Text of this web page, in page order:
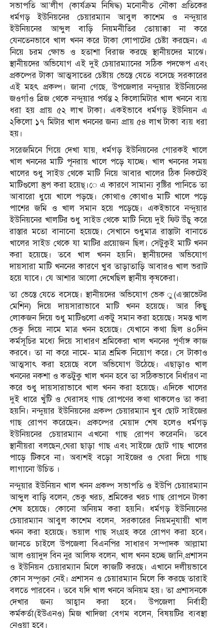
সভাপতি আ’লীগ (কার্যক্রম নিষিদ্ধ) মনোনীত নৌকা প্রতিকের
ধর্মগড় ইউনিয়নের চেয়ারম্যান আবুল কাশেম ও নন্দুয়ার
ইউনিয়নের আব্দুল বাড়ি নিয়মনীতির তোয়াক্কা না করে
যেনতেনভাবে খাল খনন করে টাকা লোপাটের চেষ্টা করছেন। এ
নিয়ে চরম ক্ষোভ ও হতাশা বিরাজ করছে স্থানীয়দের মাঝে।
স্থানীয়দের অভিযোগ এই দুই চেয়ারম্যানের সঠিক পদক্ষেপ এবং
প্রকল্পের টাকা আত্মসাতের চেষ্টায় ভেস্তে যেতে বসেছে সরকারের
এই মহৎ প্রকল্প। জানা গেছে, উপজেলার নন্দুয়ার ইউনিয়নের
জওগাঁও ব্রিজ থেকে নন্দুয়ার পর্যন্ত ২ কিলোমিটার খাল খননে ব্যয়
ধরা হয় প্রায় ৫২ লাখ টাকা। একইভাবে ধর্মগড় ইউনিয়ন এ
২কিলো ১৭ মিটার খাল খননের জন্য প্রায় ৫৪ লাখ টাকা ব্যয় ধরা
হয়।
সরেজমিনে গিয়ে দেখা যায়, ধর্মগড় ইউনিয়নের গোরকই খালে
খাল খননের মাটি পূনরায় খালে পড়ে যাচ্ছে। খাল খননের সময়
খালের শুধু সাইড থেকে মাটি নিয়ে আবার খালের ঠিক নিকটেই
মাটিগুলো স্তুপ করা হয়েছ্।ে এ কারণে সামান্য বৃষ্টির পানিতে তা
আবারো ধুয়ে খালে পড়ছে। কোথাও কোথাও মাটি খালে পড়ে
পাশের জমি ও খাল সমান হয়ে পড়েছে। একইভাবে নন্দুয়ার
ইউনিয়নের খালটির শুধু সাইড থেকে মাটি নিয়ে দুই ফিট উঁচু করে
রাস্তার মতো বানানো হয়েছে। সেখানে শুধুমাত্র রাস্তাটা বানাতে
খালের সাইড থেকে যা মাটির প্রয়োজন ছিল। সেটুকুই মাটি খনন
করা হয়েছে। তবে খাল খনন হয়নি। স্থানীয়দের অভিযোগ
দায়সারা মাটি খননের কারণে খুব তাড়াতাড়ি আবারও খাল ভরাট
হয়ে যাবে। যে আশার আলো দেখেছিল স্থানীয় কৃষকেরা।
তা ভেস্তে যেতে বসেছে। স্থানীয়দের অভিযোগ ভেক ু(এক্সাভেটর
মেশিন) দিয়ে দায়সারাভাবে মাটি খনন হয়েছে। আর কিছু
লোকজন দিয়ে শুধু মাটিগুলো একটু সমান করা হয়েছে। সমস্ত খাল
ভেকু দিয়ে নামে মাত্র খনন হয়েছে। যেখানে কথা ছিল ৪০দিন
কর্মসূচির মধ্যে দিয়ে সাধারণ শ্রমিকেরা খাল খননের পূর্ণাঙ্গ কাজ
করবে। তা না করে নামে- মাত্র শ্রমিক নিয়োগ করে। সে টাকাও
আত্মসাৎ করা হয়েছে বলে অভিযোগ উঠেছে। এছাড়াও খাল
খননের নকশা ও কতটুকু খাল খনন হবে তা সঠিকভাবে নির্ধারণ না
করে শুধু দায়সারাভাবে খাল খনন করা হয়েছে। এদিকে খালের
দুই ধারে খুঁটি ও ঘেরাসহ গাছ রোপণের কথা থাকলেও তা করা
হয়নি। নন্দুয়ার ইউনিয়নের প্রকল্প চেয়ারম্যান খুব ছোট সাইজের
গাছ রোপণ করেছেন। প্রকল্পের মেয়াদ শেষ হলেও ধর্মগড়
ইউনিয়নের চেয়ারম্যান এখনো গাছ রোপণ করেননি। তবে
স্থানীয়রা বলছেন,ঘেরা ছাড়া গাছ এবং সাইজে ছোট গাছ খালের
পাড়ে টিকবে না। অব্যশই বড়ো সাইজের ও ঘেরা দিয়ে গাছ
লাগানো উচিত ।
নন্দুয়ার ইউনিয়ন খাল খনন প্রকল্প সভাপতি ও ইউপি চেয়ারম্যান
আব্দুল বাড়ি বলেন, ভেকু খরচ, শ্রমিকের খরচ গাছ রোপনে টাকা
শেষ হয়েছে। কোনো অনিয়ম করা হয়নি। ধর্মগড় ইউনিয়নের
চেয়ারম্যান আবুল কাশেম বলেন, সরকারের নিয়মনুযায়ী খাল
খনন করা হয়েছে। ভয়াল গাছ সংগ্রহ করে রোপণ করা হবে।
জানতে চাইলে উপজেলা বিএনপির সাধারণ সম্পাদক আল্লামা
আল ওয়াদুদ বিন নুর আলিফ বলেন, খাল খনন হচ্ছে জানি,প্রশাসন
ও ইউনিয়ন চেয়ারম্যান মিলে কাজটি করছে। এখানে দলীয়ভাবে
কোন সম্পৃক্তা নেই। প্রশাসন ও চেয়ারম্যান মিলে কি করছে তারাই
বলতে পারবেন । তবে যদি খাল খননে অনিয়ম হয়। তা প্রশাসনকে
দেখার জন্য আহ্বান করা হবে। উপজেলা নির্বাহী
কর্মকর্তা(ইউএনও) মিজ খাদিজা বেগম বলেন, বিষয়টির ব্যবস্থা
নেওয়া হবে।